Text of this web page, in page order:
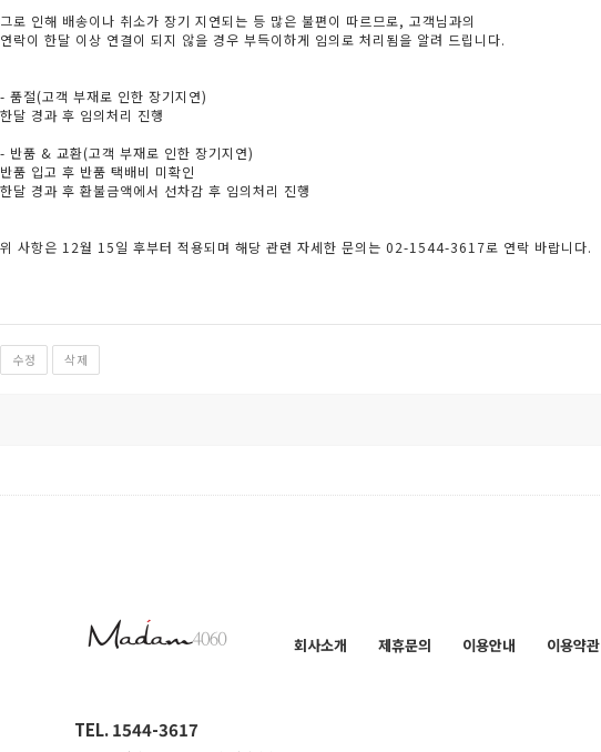
그로 인해 배송이나 취소가 장기 지연되는 등 많은 불편이 따르므로, 고객님과의
연락이 한달 이상 연결이 되지 않을 경우 부득이하게 임의로 처리됨을 알려 드립니다.
- 품절(고객 부재로 인한 장기지연)
한달 경과 후 임의처리 진행
- 반품 & 교환(고객 부재로 인한 장기지연)
반품 입고 후 반품 택배비 미확인
한달 경과 후 환불금액에서 선차감 후 임의처리 진행
위 사항은 12월 15일 후부터 적용되며 해당 관련 자세한 문의는 02-1544-3617로 연락 바랍니다.
수정 삭제
회사소개 제휴문의 이용안내 이용약관
TEL. 1544-3617